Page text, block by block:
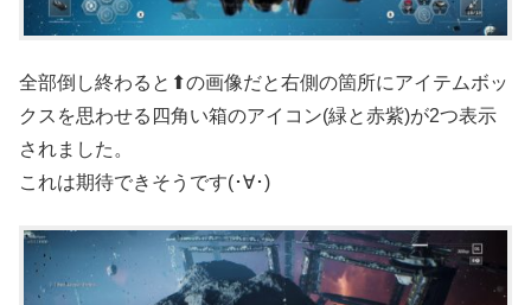
全部倒し終わると⬆の画像だと右側の箇所にアイテムボッ
クスを思わせる四角い箱のアイコン(緑と赤紫)が2つ表示
されました。
これは期待できそうです(･∀･)